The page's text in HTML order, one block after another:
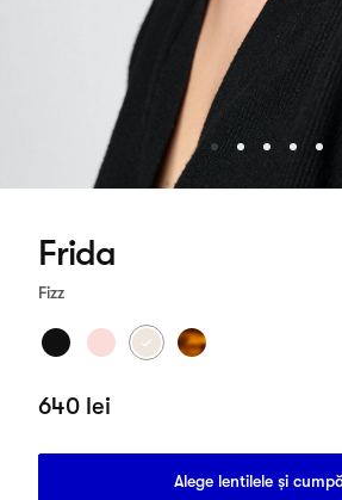
Frida
Fizz
640 lei
Alege lentilele și